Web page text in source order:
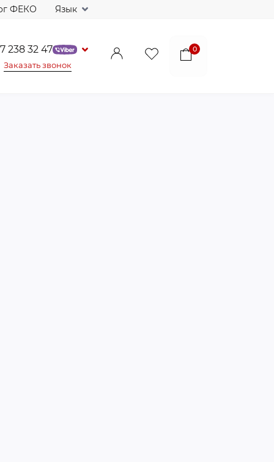
ФЕКО Язык
238 32 47
Заказать звонок
0